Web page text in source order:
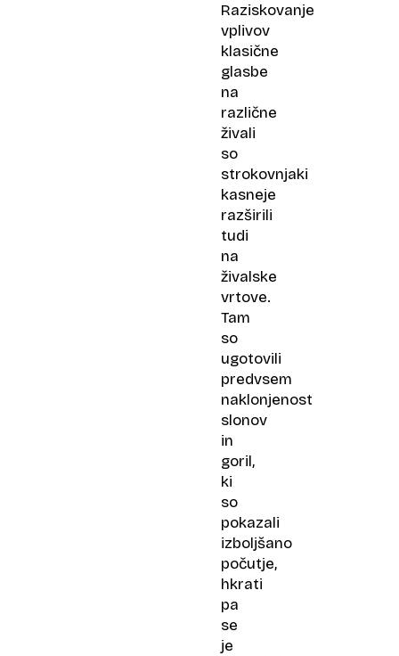
Raziskovanje
vplivov
klasične
glasbe
na
različne
živali
so
strokovnjaki
kasneje
razširili
tudi
na
živalske
vrtove.
Tam
so
ugotovili
predvsem
naklonjenost
slonov
in
goril,
ki
so
pokazali
izboljšano
počutje,
hkrati
pa
se
je